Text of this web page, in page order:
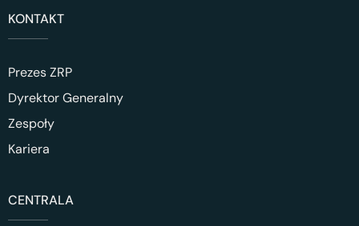
KONTAKT
Prezes ZRP
Dyrektor Generalny
Zespoły
Kariera
CENTRALA